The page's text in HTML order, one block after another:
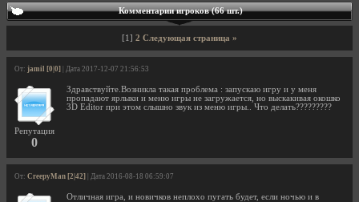
Комментарии игроков (66 шт.)
[1] 2 Следующая страница »
От: jamil [0|0] | Дата 2017-12-07 21:56:53
Репутация
0
Здравствуйте.Возникла такая проблема : запускаю игру и у меня
пропадают ярлыки и меню игры не загружается, но выскакивая окошко
3D Editor при этом слышно звук из меню игры.. Что делать?????????
От: CreepyMan [2|42] | Дата 2016-08-18 06:59:07
Отличная игра, и новичков неплохо пугать будет, если ночью и в